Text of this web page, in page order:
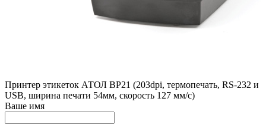
Принтер этикеток АТОЛ BP21 (203dpi, термопечать, RS-232 и
USB, ширина печати 54мм, скорость 127 мм/с)
Ваше имя